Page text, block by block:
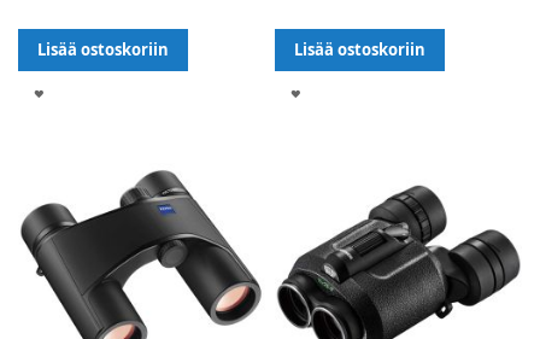
Lisää ostoskoriin Lisää ostoskoriin